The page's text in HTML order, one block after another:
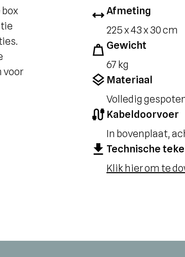
voor
Afmeting
225 x 43 x 30 cm
Gewicht
67 kg
Materiaal
Volledig
Kabeldoorvoer
In bovenplaat,
Technische
Klik hier om te